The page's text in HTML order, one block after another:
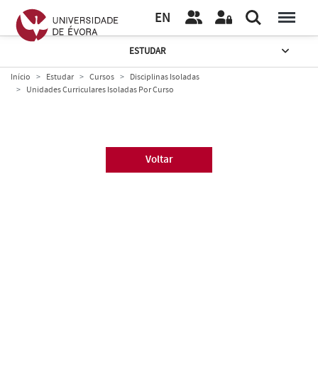
EN
ESTUDAR
Início Estudar Cursos
Disciplinas Isoladas
Unidades Curriculares Isoladas Por Curso
Voltar